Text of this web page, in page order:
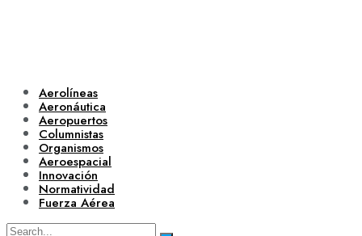
Aerolíneas
Aeronáutica
Aeropuertos
Columnistas
Organismos
Aeroespacial
Innovación
Normatividad
Fuerza Aérea